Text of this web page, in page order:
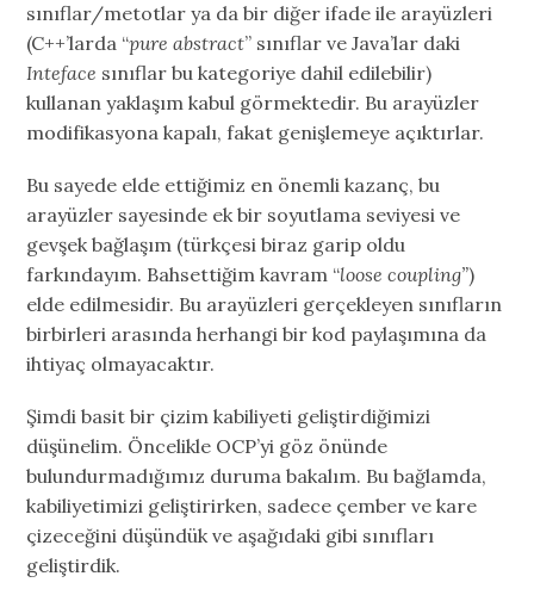
sınıflar/metotlar ya da bir diğer ifade ile arayüzleri
(C++’larda “pure abstract” sınıflar ve Java’lar daki
Inteface sınıflar bu kategoriye dahil edilebilir)
kullanan yaklaşım kabul görmektedir. Bu arayüzler
modifikasyona kapalı, fakat genişlemeye açıktırlar.
Bu sayede elde ettiğimiz en önemli kazanç, bu
arayüzler sayesinde ek bir soyutlama seviyesi ve
gevşek bağlaşım (türkçesi biraz garip oldu
farkındayım. Bahsettiğim kavram “loose coupling”)
elde edilmesidir. Bu arayüzleri gerçekleyen sınıfların
birbirleri arasında herhangi bir kod paylaşımına da
ihtiyaç olmayacaktır.
Şimdi basit bir çizim kabiliyeti geliştirdiğimizi
düşünelim. Öncelikle OCP’yi göz önünde
bulundurmadığımız duruma bakalım. Bu bağlamda,
kabiliyetimizi geliştirirken, sadece çember ve kare
çizeceğini düşündük ve aşağıdaki gibi sınıfları
geliştirdik.